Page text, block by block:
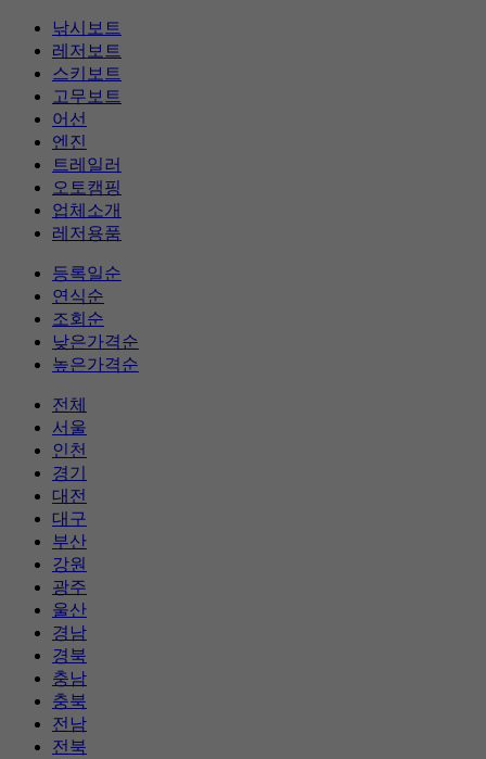
낚시보트
레저보트
스키보트
고무보트
어선
엔진
트레일러
오토캠핑
업체소개
레저용품
등록일순
연식순
조회순
낮은가격순
높은가격순
전체
서울
인천
경기
대전
대구
부산
강원
광주
울산
경남
경북
충남
충북
전남
전북